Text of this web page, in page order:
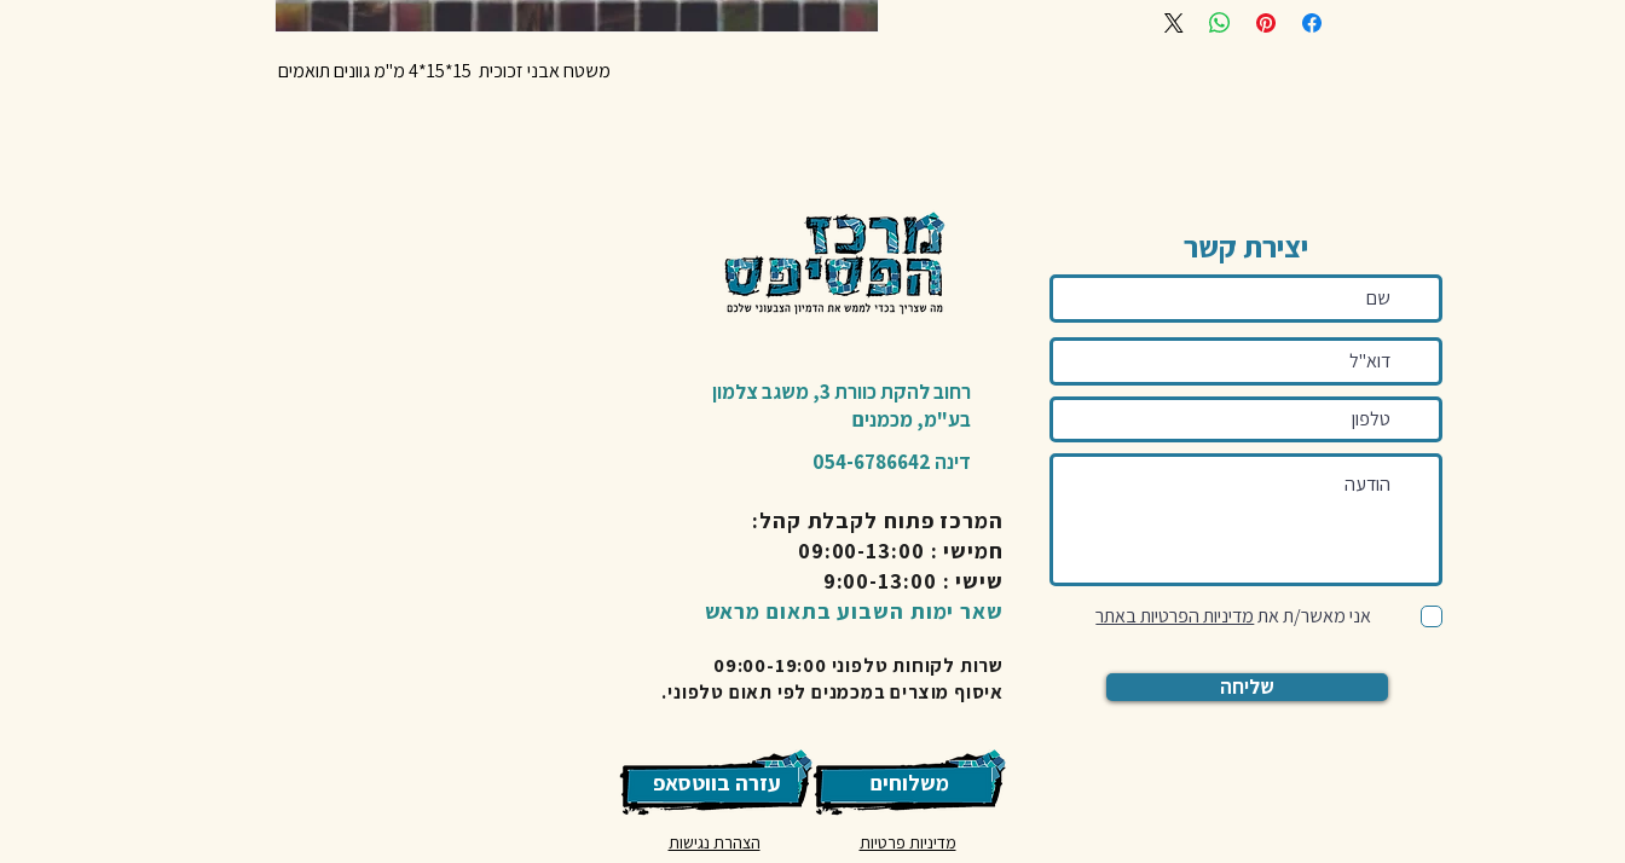
משטח אבני זכוכית 15*15*4 מ"מ גוונים תואמים
רחוב להקת כוורת 3,
משגב צלמון
בע"מ,מכמנים​
דינה 054-6786642
המרכז פתוח לקבלת קהל:
חמישי : 09:00-13:00
שישי : 9:00-13:00
שאר ימות השבוע בתאום מראש
שרות לקוחות טלפוני 09:00-19:00
איסוף מוצרים במכמנים לפי תאום טלפוני.
משלוחים עזרה בווטסאפ
מדיניות פרטיות
הצהרת נגישות
יצירת קשר
אני מאשר/ת את מדיניות הפרטיות באתר
שליחה